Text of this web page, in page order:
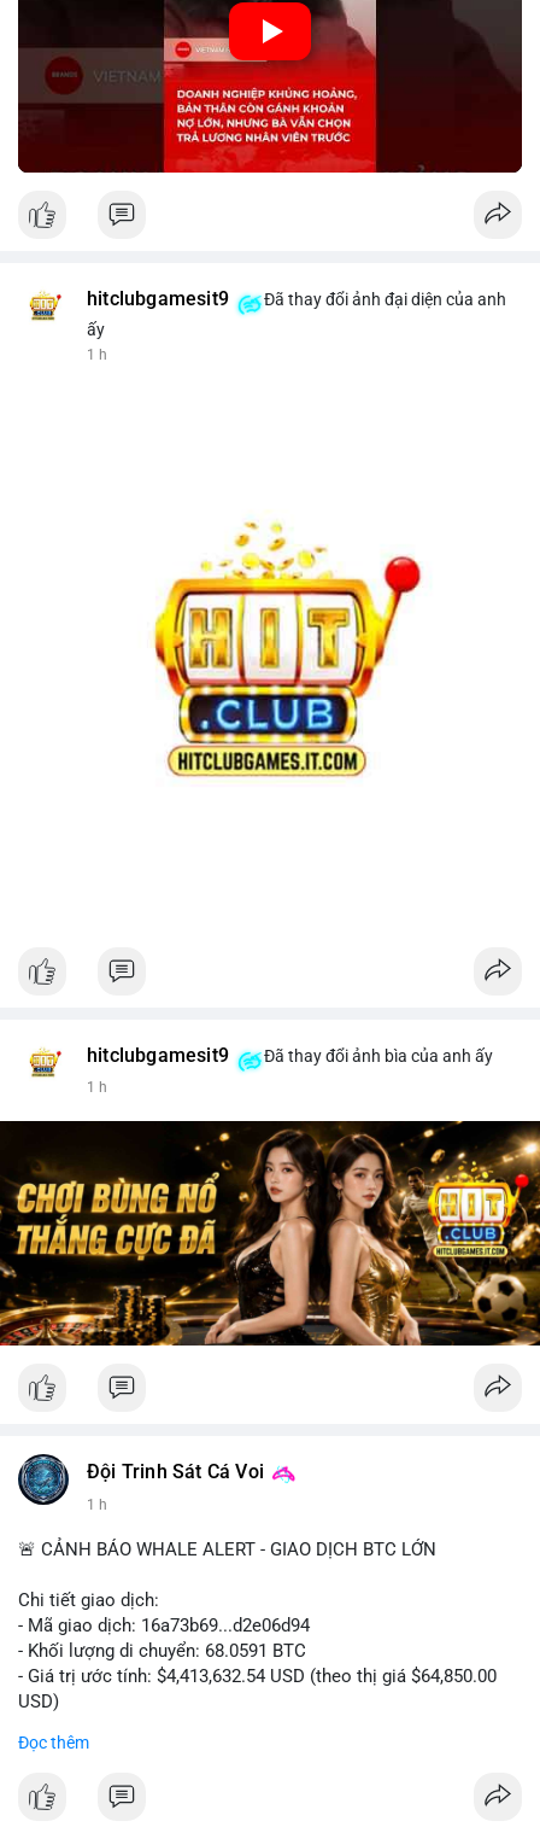
🎥 Xem video trực tiếp tại:
Nguồn: KIEN THUC KINH TE
hitclubgamesit9
Đã thay đổi ảnh đại diện của anh
ấy
1 h
hitclubgamesit9 Đã thay đổi ảnh bìa của anh ấy
1 h
Đội Trinh Sát Cá Voi
1 h
🚨 CẢNH BÁO WHALE ALERT - GIAO DỊCH BTC LỚN
Chi tiết giao dịch:
- Mã giao dịch: 16a73b69...d2e06d94
- Khối lượng di chuyển: 68.0591 BTC
- Giá trị ước tính: $4,413,632.54 USD (theo thị giá $64,850.00
USD)
luân chuyển trong một giao dịch duy nhất cho thấy dấu hiệu
Đọc thêm